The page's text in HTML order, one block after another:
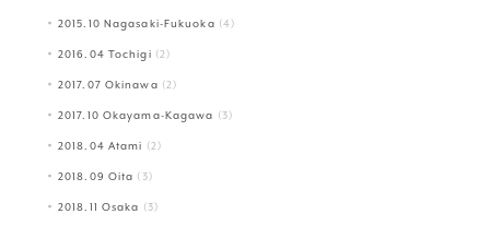
2015.10 Nagasaki-Fukuoka (4)
2016.04 Tochigi (2)
2017.07 Okinawa (2)
2017.10 Okayama-Kagawa (3)
2018.04 Atami (2)
2018.09 Oita (3)
2018.11 Osaka (3)